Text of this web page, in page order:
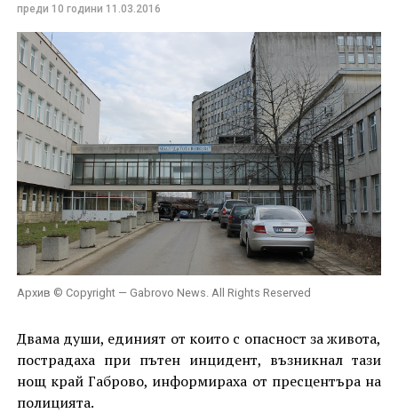
преди 10 години 11.03.2016
Архив © Copyright — Gabrovo News. All Rights Reserved
Двама души, единият от които с опасност за живота,
пострадаха при пътен инцидент, възникнал тази
нощ край Габрово, информираха от пресцентъра на
полицията.